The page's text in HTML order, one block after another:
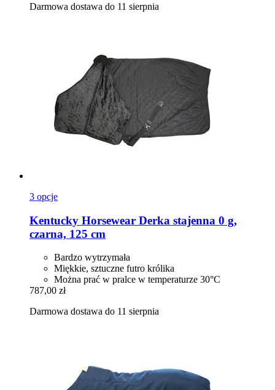
Darmowa dostawa do 11 sierpnia
3 opcje
Kentucky Horsewear Derka stajenna 0 g,
czarna, 125 cm
Bardzo wytrzymała
Miękkie, sztuczne futro królika
Można prać w pralce w temperaturze 30°C
787,00 zł
Darmowa dostawa do 11 sierpnia